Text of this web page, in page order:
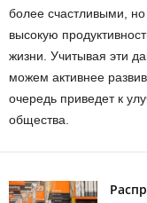
более счастливыми,
высокую
жизни. Учитывая эти
можем активнее
очередь приведет к
общества.